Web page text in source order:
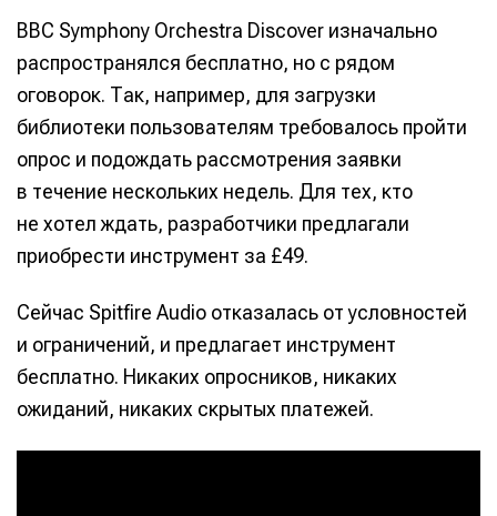
BBC Symphony Orchestra Discover изначально
распространялся бесплатно, но с рядом
оговорок. Так, например, для загрузки
библиотеки пользователям требовалось пройти
опрос и подождать рассмотрения заявки
в течение нескольких недель. Для тех, кто
не хотел ждать, разработчики предлагали
приобрести инструмент за £49.
Сейчас Spitfire Audio отказалась от условностей
и ограничений, и предлагает инструмент
бесплатно. Никаких опросников, никаких
ожиданий, никаких скрытых платежей.